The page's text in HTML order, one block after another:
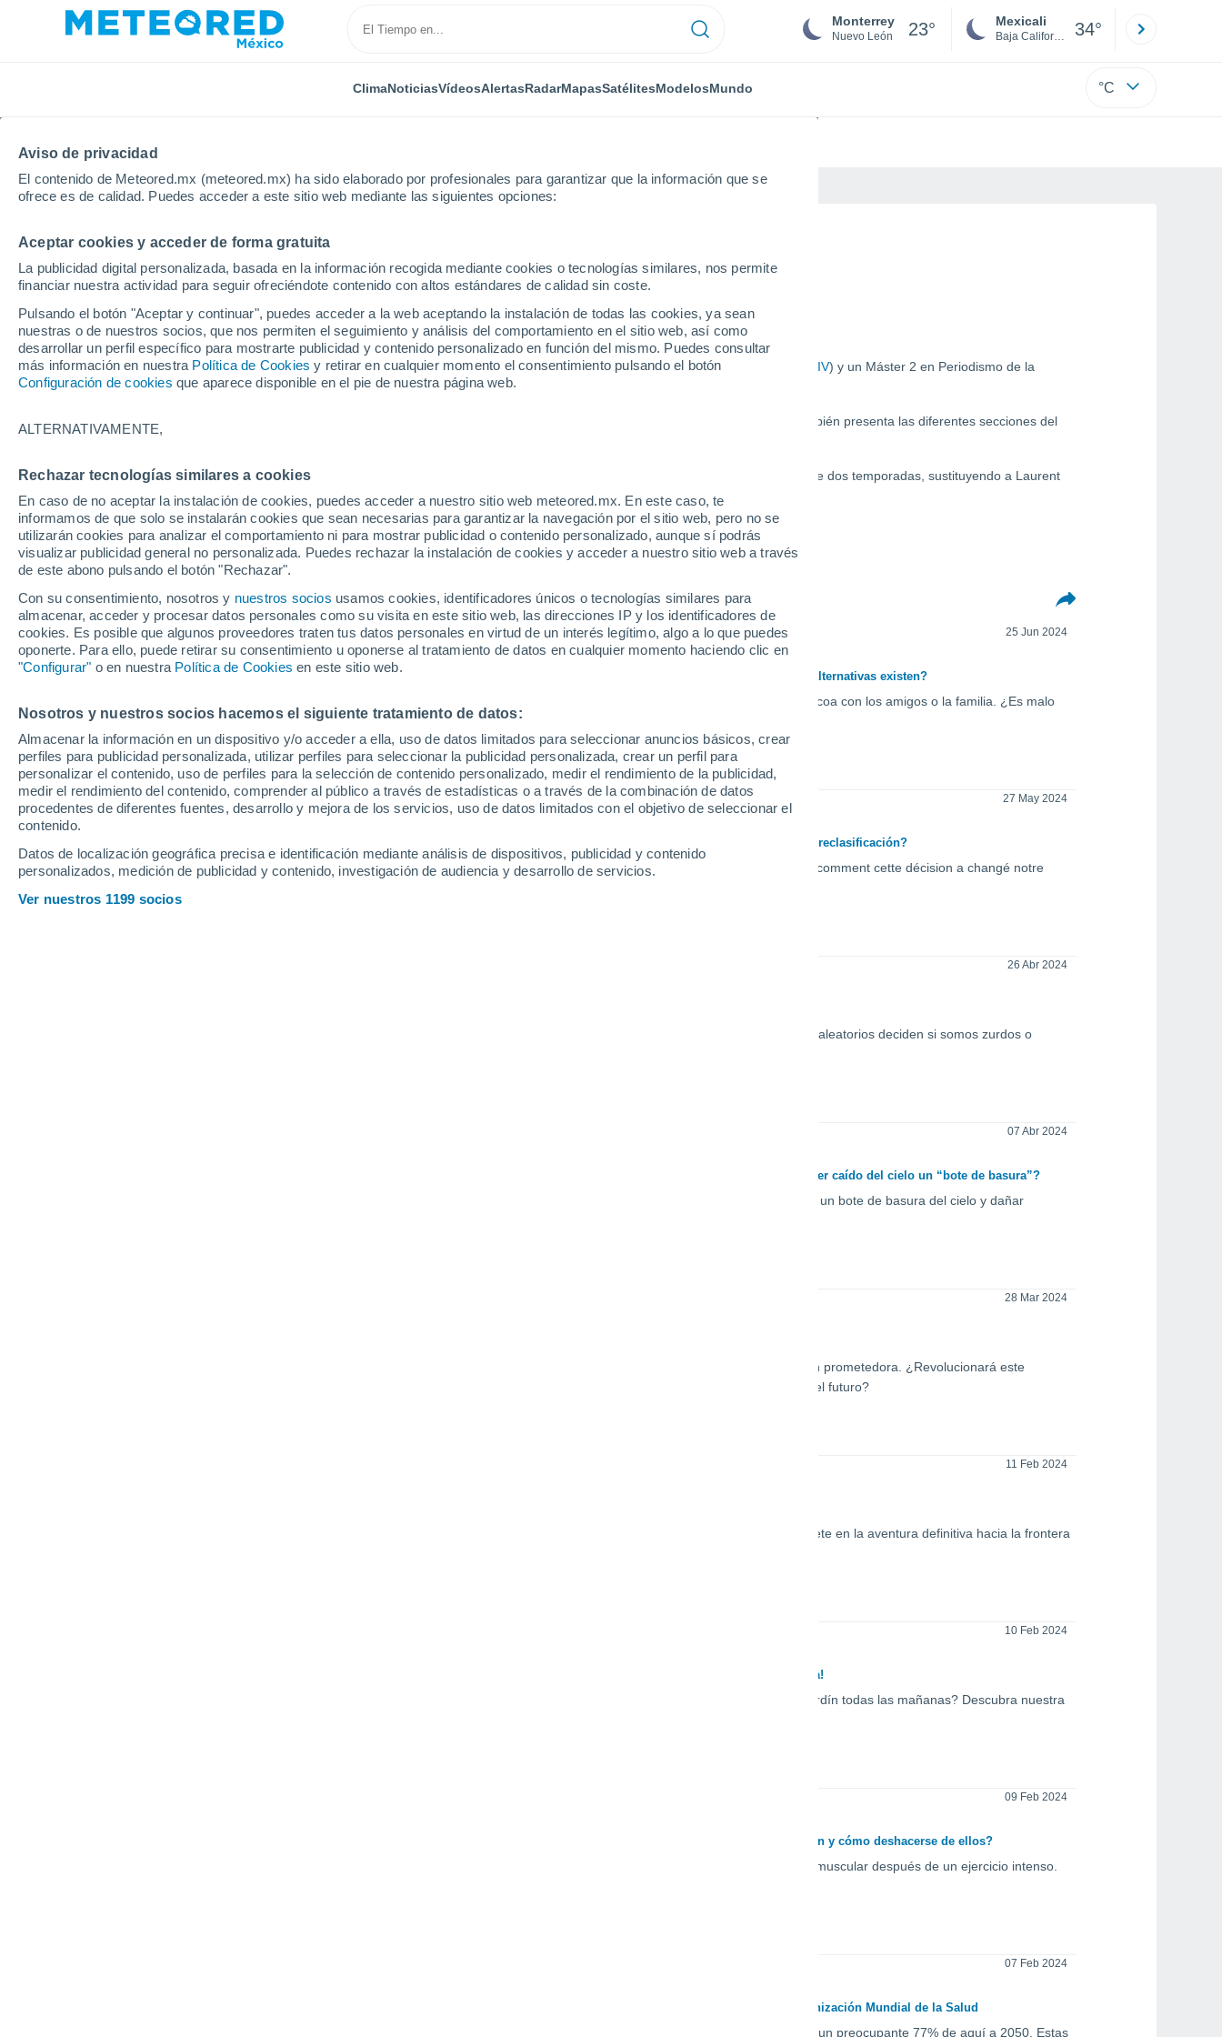
Aviso de privacidad
El contenido de Meteored.mx (meteored.mx) ha sido elaborado por profesionales para garantizar que la información que se
ofrece es de calidad. Puedes acceder a este sitio web mediante las siguientes opciones:
Aceptar cookies y acceder de forma gratuita
La publicidad digital personalizada, basada en la información recogida mediante cookies o tecnologías similares, nos permite
financiar nuestra actividad para seguir ofreciéndote contenido con altos estándares de calidad sin coste.
Pulsando el botón "Aceptar y continuar", puedes acceder a la web aceptando la instalación de todas las cookies, ya sean
nuestras o de nuestros socios, que nos permiten el seguimiento y análisis del comportamiento en el sitio web, así como
desarrollar un perfil específico para mostrarte publicidad y contenido personalizado en función del mismo. Puedes consultar
más información en nuestra Política de Cookies y retirar en cualquier momento el consentimiento pulsando el botón
Configuración de cookies que aparece disponible en el pie de nuestra página web.
ALTERNATIVAMENTE,
Rechazar tecnologías similares a cookies
En caso de no aceptar la instalación de cookies, puedes acceder a nuestro sitio web meteored.mx. En este caso, te
informamos de que solo se instalarán cookies que sean necesarias para garantizar la navegación por el sitio web, pero no se
utilizarán cookies para analizar el comportamiento ni para mostrar publicidad o contenido personalizado, aunque sí podrás
visualizar publicidad general no personalizada. Puedes rechazar la instalación de cookies y acceder a nuestro sitio web a través
de este abono pulsando el botón "Rechazar".
Con su consentimiento, nosotros y nuestros socios usamos cookies, identificadores únicos o tecnologías similares para
almacenar, acceder y procesar datos personales como su visita en este sitio web, las direcciones IP y los identificadores de
cookies. Es posible que algunos proveedores traten tus datos personales en virtud de un interés legítimo, algo a lo que puedes
oponerte. Para ello, puede retirar su consentimiento u oponerse al tratamiento de datos en cualquier momento haciendo clic en
"Configurar" o en nuestra Política de Cookies en este sitio web.
Nosotros y nuestros socios hacemos el siguiente tratamiento de datos:
Almacenar la información en un dispositivo y/o acceder a ella, uso de datos limitados para seleccionar anuncios básicos, crear
perfiles para publicidad personalizada, utilizar perfiles para seleccionar la publicidad personalizada, crear un perfil para
personalizar el contenido, uso de perfiles para la selección de contenido personalizado, medir el rendimiento de la publicidad,
medir el rendimiento del contenido, comprender al público a través de estadísticas o a través de la combinación de datos
procedentes de diferentes fuentes, desarrollo y mejora de los servicios, uso de datos limitados con el objetivo de seleccionar el
contenido.
Datos de localización geográfica precisa e identificación mediante análisis de dispositivos, publicidad y contenido
personalizados, medición de publicidad y contenido, investigación de audiencia y desarrollo de servicios.
Ver nuestros 1199 socios
Monterrey
Nuevo León 23° Mexicali
Baja California 34°
ClimaNoticiasVídeosAlertasRadarMapasSatélitesModelosMundo °C
Inicio Sobre nosotros Equipo Marc Hay
Marc Hay
Redactor Jefe, especializado en meteorología -18 artículos
Marc Hay es titulado de unMáster en Lenguas Extranjeras aplicadas(Universidad de la Sorbona de París – París IV) y un Máster 2 en Periodismo de la
Escuela Superior de Periodismo.
Trabaja en
. También presenta las diferentes secciones del
Antes de trabajar para BFMTV, Marc Hay tuvo la oportunidad de presentar el “Tiempo a la carta” en
durante dos temporadas, sustituyendo a Laurent
Romejko.Empezó su carrera en la Chaîne Météodonde presentaba la edición de la noche.
Redactor Jefedesde 2018 para tameteo.com, Marc Hay es un apasionado de la meteorología desde su infancia.
Artículos de Marc Hay
ACTUALIDAD
25 Jun 2024
Asar a la parrilla con carbón vegetal: ¿cuáles son los riesgos para la salud? ¿Qué alternativas existen?
Con el comienzo de la temporada estival llegan las ganas de organizar una barbacoa con los amigos o la familia. ¿Es malo
para la salud hacer barbacoas con carbón? ¿Qué alternativas existen?
CIENCIA
27 May 2024
¿Por qué Plutón ya no forma parte del sistema solar? ¿Cómo podemos explicar tal reclasificación?
Découvrez pourquoi Pluton a été rétrogradé au rang de planète naine en 2006 et comment cette décision a changé notre
26 Abr 2024
Descubra los misterios de la lateralidad humana: cómo la genética y los procesos aleatorios deciden si somos zurdos o
07 Abr 2024
Inusual en Florida: ¡una casa alcanzada por desechos espaciales! ¿Cómo pudo haber caído del cielo un “bote de basura”?
¿Qué pudo haber pasado en el cielo de Florida el 8 de marzo? ¿Cómo pudo caer un bote de basura del cielo y dañar
28 Mar 2024
En un contexto de calentamiento global, el hidrógeno se perfila como una solución prometedora. ¿Revolucionará este
elemento químico nuestro sistema energético? ¿Es el hidrógeno el combustible del futuro?
11 Feb 2024
¡Descubre en este artículo Point Nemo, el lugar más aislado de la Tierra! Sumérgete en la aventura definitiva hacia la frontera
10 Feb 2024
Gallinas en casa en tu jardín: ¡nuestra guía completa para gallinas felices en tu casa!
¿Por qué no criar gallinas en casa, que te proporcionarán huevos frescos en tu jardín todas las mañanas? Descubra nuestra
09 Feb 2024
Después del esfuerzo físico, ¿Por qué tienes dolores y molestias? ¿De dónde vienen y cómo deshacerse de ellos?
Los dolores musculares post-ejercicio, son una señal de adaptación y reparación muscular después de un ejercicio intenso.
07 Feb 2024
Los casos de cáncer aumentarán cerca de un 80% en todo el mundo, alerta la Organización Mundial de la Salud
Según una alarmante proyección de la OMS, los casos de cáncer aumentarán en un preocupante 77% de aquí a 2050. Estas